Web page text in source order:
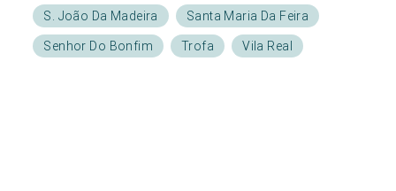
S. João Da Madeira
Santa Maria Da Feira
Senhor Do Bonfim
Trofa Vila Real